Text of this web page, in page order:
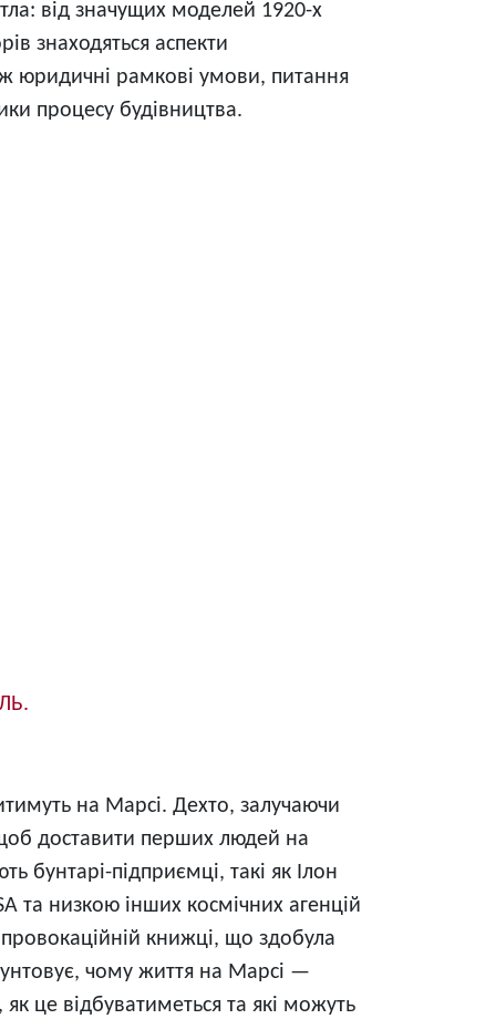
від значущих моделей 1920-х
знаходяться аспекти
юридичні рамкові умови, питання
процесу будівництва.
на Марсі. Дехто, залучаючи
доставити перших людей на
бунтарі-підприємці, такі як Ілон
та низкою інших космічних агенцій
книжці, що здобула
чому життя на Марсі —
це відбуватиметься та які можуть